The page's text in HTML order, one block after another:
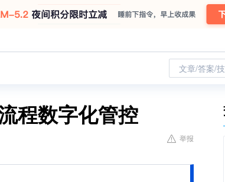
文章/答案/
程数字化管控
举报